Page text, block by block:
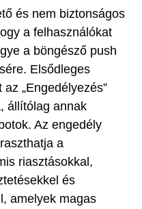
és nem biztonságos
a felhasználókat
a böngésző push
Elsődleges
„Engedélyezés”
állítólag annak
Az engedély
a
riasztásokkal,
és
amelyek magas